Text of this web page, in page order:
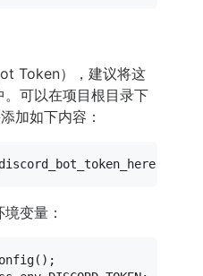
Token），建议将这
可以在项目根目录下
加如下内容：
变量：